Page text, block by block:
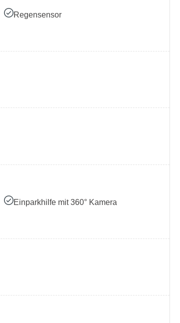
Regensensor
Einparkhilfe mit 360° Kamera